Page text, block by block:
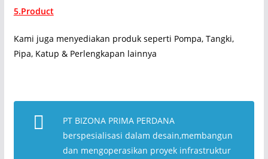
5.Product
Kami juga menyediakan produk seperti Pompa, Tangki,
Pipa, Katup & Perlengkapan lainnya
PT BIZONA PRIMA PERDANA
berspesialisasi dalam desain,membangun
dan mengoperasikan proyek infrastruktur